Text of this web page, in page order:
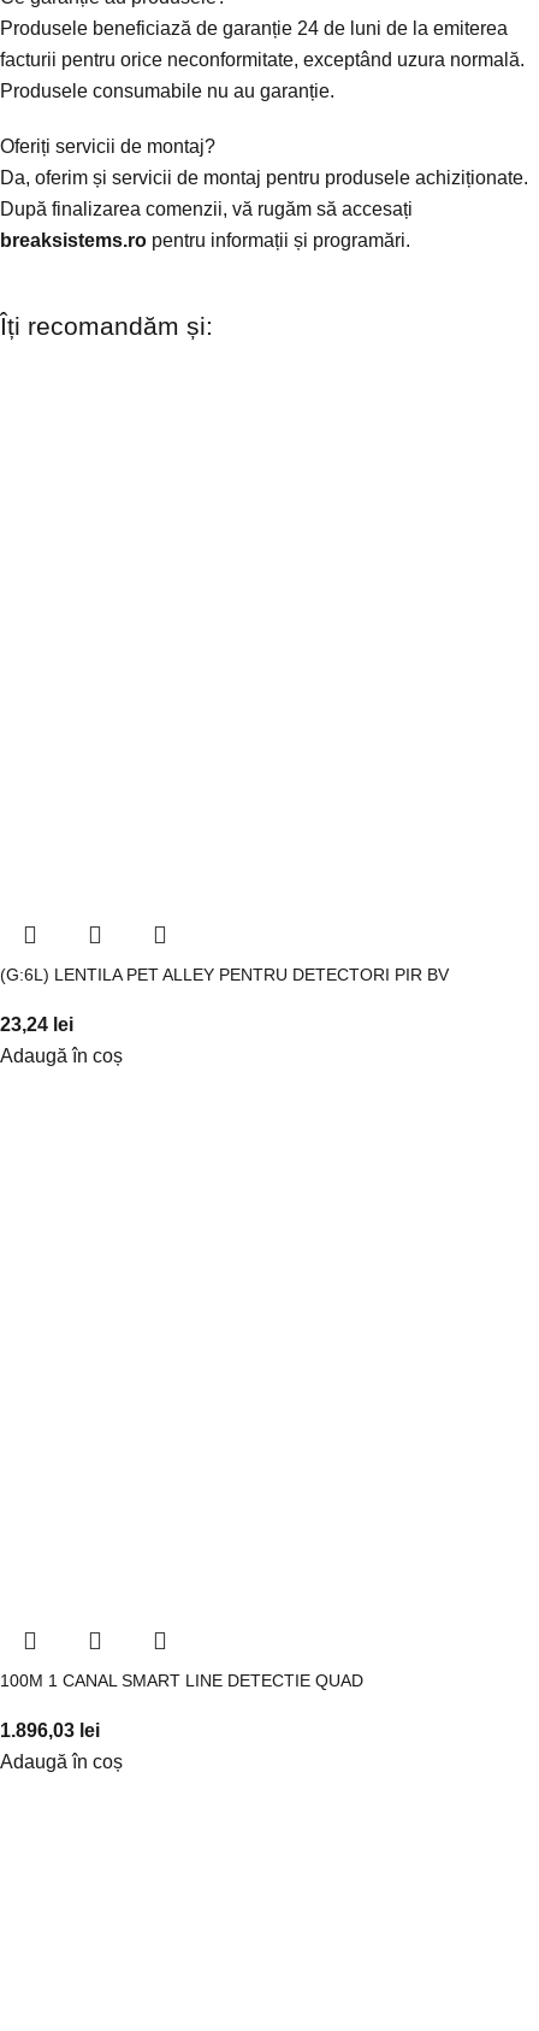
Produsele beneficiază de garanție 24 de luni de la emiterea
facturii pentru orice neconformitate, exceptând uzura normală.
Produsele consumabile nu au garanție.
Oferiți servicii de montaj?
Da, oferim și servicii de montaj pentru produsele achiziționate.
După finalizarea comenzii, vă rugăm să accesați
breaksistems.ro pentru informații și programări.
Îți recomandăm și:
(G:6L) LENTILA PET ALLEY PENTRU DETECTORI PIR BV
23,24 lei
Adaugă în coș
100M 1 CANAL SMART LINE DETECTIE QUAD
1.896,03 lei
Adaugă în coș